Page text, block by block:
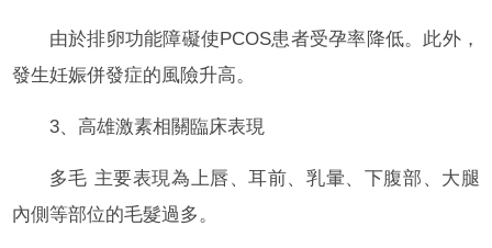
由於排卵功能障礙使PCOS患者受孕率降低。此外，
發生妊娠併發症的風險升高。
3、高雄激素相關臨床表現
多毛 主要表現為上唇、耳前、乳暈、下腹部、大腿
內側等部位的毛髮過多。